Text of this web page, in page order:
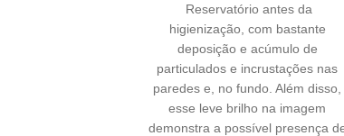
Reservatório antes da
higienização, com bastante
deposição e acúmulo de
particulados e incrustações nas
paredes e, no fundo. Além disso,
esse leve brilho na imagem
demonstra a possível presença